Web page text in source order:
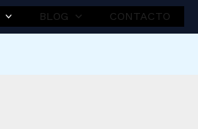
BLOG CONTACTO